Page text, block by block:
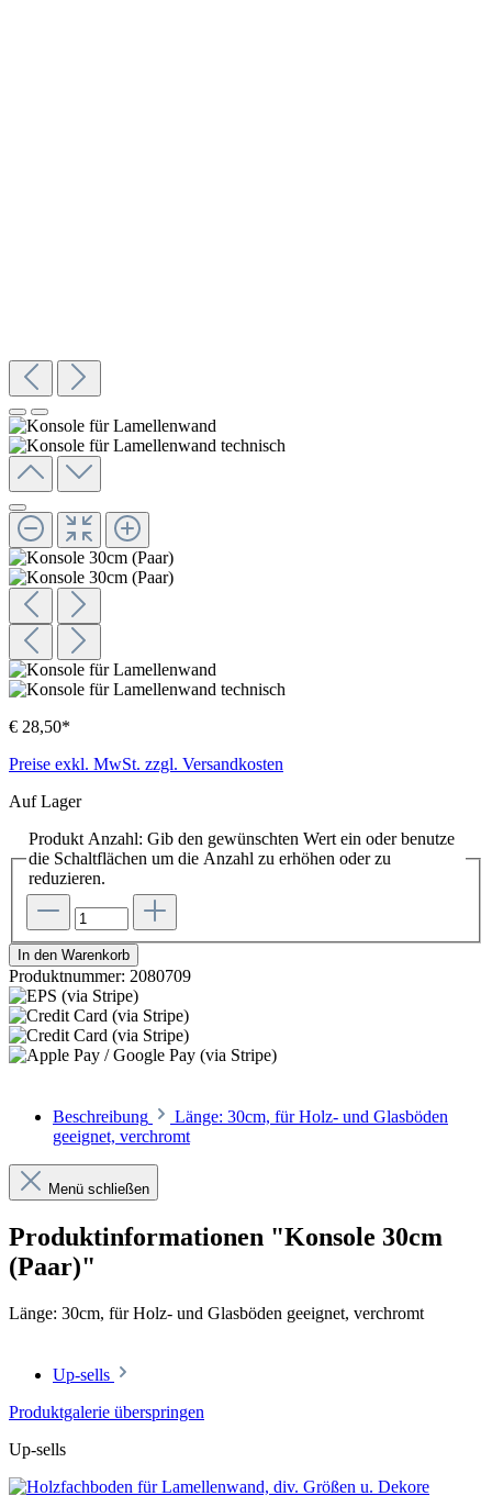
€ 28,50*
Preise exkl. MwSt. zzgl. Versandkosten
Auf Lager
Produkt Anzahl: Gib den gewünschten Wert ein oder benutze
die Schaltflächen um die Anzahl zu erhöhen oder zu
reduzieren.
In den Warenkorb
Produktnummer: 2080709
Beschreibung
Länge: 30cm, für Holz- und Glasböden
geeignet, verchromt
Menü schließen
Produktinformationen "Konsole 30cm
(Paar)"
Länge: 30cm, für Holz- und Glasböden geeignet, verchromt
Up-sells
Produktgalerie überspringen
Up-sells